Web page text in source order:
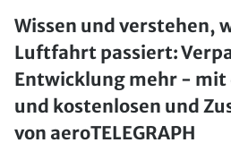
Wissen und verstehen,
Luftfahrt passiert:
Entwicklung mehr - mit
und kostenlosen und
von aeroTELEGRAPH